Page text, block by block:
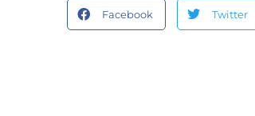
Facebook Twitter